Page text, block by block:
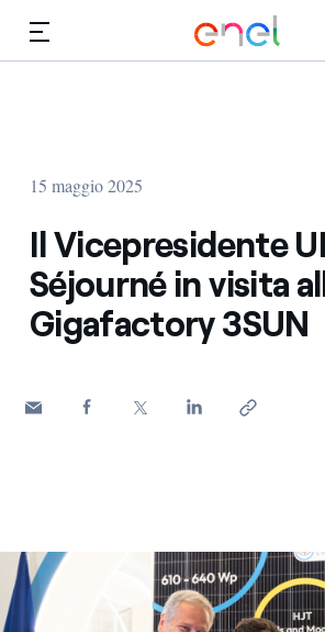
15 maggio 2025
Il Vicepresidente
Séjourné in visita
Gigafactory 3SUN